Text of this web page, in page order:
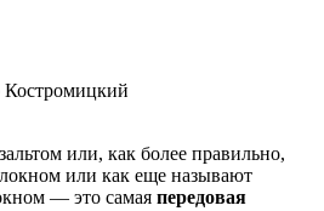
Костромицкий
или, как более правильно,
или как еще называют
— это самая передовая